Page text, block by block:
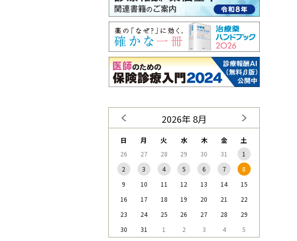
2026年 8月
日 月 火 水 木 金 土
26 27 28 29 30 31
1
2
3 4 5 6 7
8
9
10 11 12 13 14
15
16
17 18 19 20 21
22
23
24 25 26 27 28
29
30
31 1 2 3 4 5